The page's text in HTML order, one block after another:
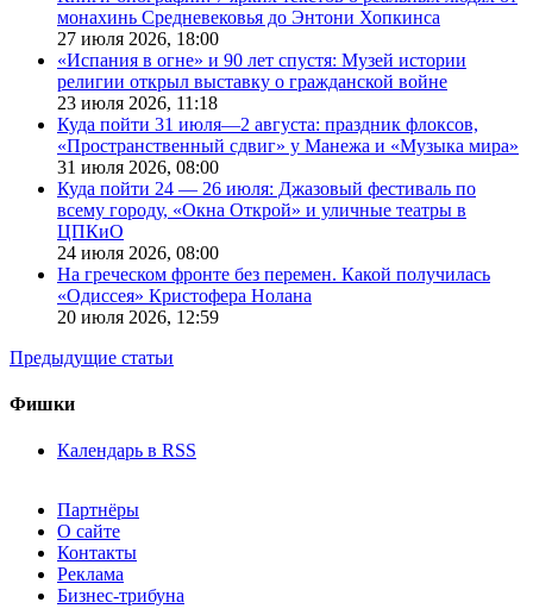
монахинь Средневековья до Энтони Хопкинса
27 июля 2026, 18:00
«Испания в огне» и 90 лет спустя: Музей истории
религии открыл выставку о гражданской войне
23 июля 2026, 11:18
Куда пойти 31 июля—2 августа: праздник флоксов,
«Пространственный сдвиг» у Манежа и «Музыка мира»
31 июля 2026, 08:00
Куда пойти 24 — 26 июля: Джазовый фестиваль по
всему городу, «Окна Открой» и уличные театры в
ЦПКиО
24 июля 2026, 08:00
На греческом фронте без перемен. Какой получилась
«Одиссея» Кристофера Нолана
20 июля 2026, 12:59
Предыдущие статьи
Фишки
Календарь в RSS
Партнёры
О сайте
Контакты
Реклама
Бизнес-трибуна